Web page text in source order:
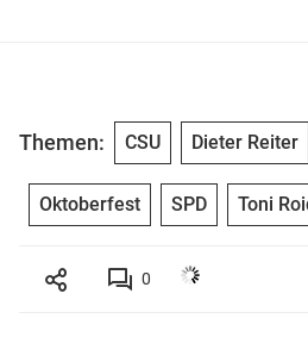
Themen: CSU Dieter Reiter
Oktoberfest SPD Toni
0